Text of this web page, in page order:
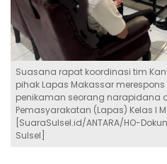
Suasana rapat koordinasi tim
pihak Lapas Makassar
penikaman seorang narapidana
Pemasyarakatan (Lapas) Kelas I
[SuaraSulsel.id/ANTARA/HO-
Sulsel]